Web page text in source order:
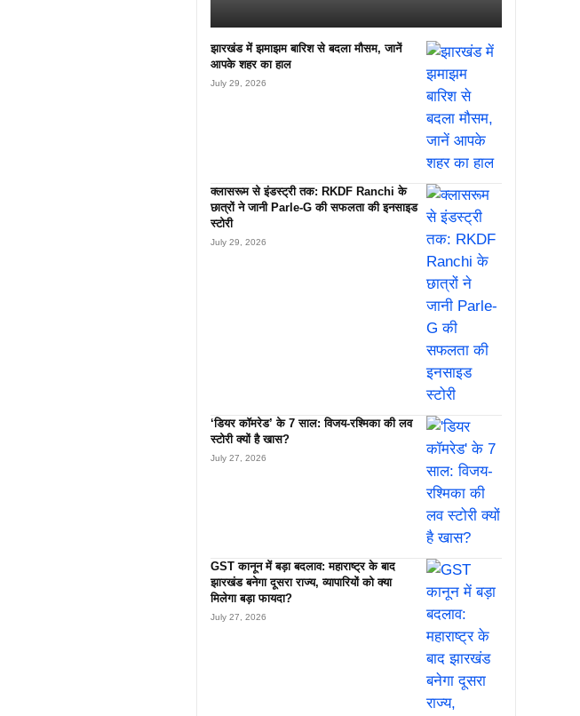
झारखंड में झमाझम बारिश से बदला मौसम, जानें
आपके शहर का हाल
July 29, 2026
क्लासरूम से इंडस्ट्री तक: RKDF Ranchi के
छात्रों ने जानी Parle-G की सफलता की इनसाइड
स्टोरी
July 29, 2026
‘डियर कॉमरेड’ के 7 साल: विजय-रश्मिका की लव
स्टोरी क्यों है खास?
July 27, 2026
GST कानून में बड़ा बदलाव: महाराष्ट्र के बाद
झारखंड बनेगा दूसरा राज्य, व्यापारियों को क्या
मिलेगा बड़ा फायदा?
July 27, 2026